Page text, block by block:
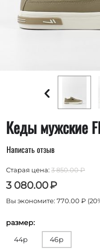
Кеды мужские
Написать отзыв
Старая цена: 3 850.00₽
3 080.00₽
Вы экономите: 770.00 ₽ (20
размер:
44р
46р